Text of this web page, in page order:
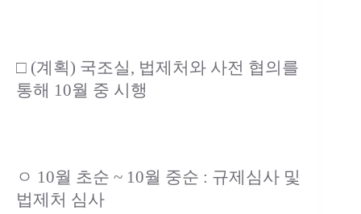
□ (계획) 국조실, 법제처와 사전 협의를
통해 10월 중 시행
ㅇ 10월 초순 ~ 10월 중순 : 규제심사 및
법제처 심사